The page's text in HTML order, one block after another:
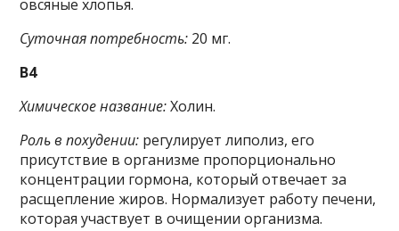
овсяные хлопья.
Суточная потребность: 20 мг.
B4
Химическое название:Холин.
Роль в похудении: регулирует липолиз, его
присутствие в организме пропорционально
концентрации гормона, который отвечает за
расщепление жиров. Нормализует работу печени,
которая участвует в очищении организма.